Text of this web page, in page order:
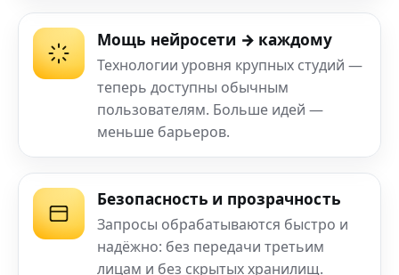
Мощь нейросети → каждому
Технологии уровня крупных студий —
теперь доступны обычным
пользователям. Больше идей —
меньше барьеров.
Безопасность и прозрачность
Запросы обрабатываются быстро и
надёжно: без передачи третьим
лицам и без скрытых хранилищ.